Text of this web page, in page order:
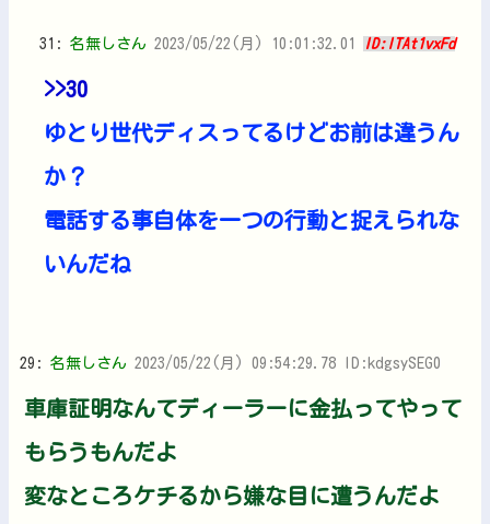
31: 名無しさん 2023/05/22(月) 10:01:32.01 ID:lTAt1vxFd
>>30
ゆとり世代ディスってるけどお前は違うん
か？
電話する事自体を一つの行動と捉えられな
いんだね
29: 名無しさん 2023/05/22(月) 09:54:29.78 ID:kdgsySEG0
車庫証明なんてディーラーに金払ってやって
もらうもんだよ
変なところケチるから嫌な目に遭うんだよ